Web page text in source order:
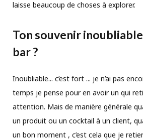
laisse beaucoup de choses à explorer.
Ton souvenir
bar ?
Inoubliable... c’est fort ... je n’ai pas
temps je pense pour en avoir un qui
attention. Mais de manière générale
un produit ou un cocktail à un client,
un bon moment , c’est cela que je